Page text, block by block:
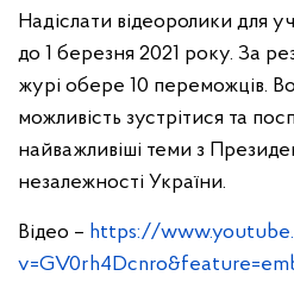
Надіслати відеоролики для
до 1 березня 2021 року. За
журі обере 10 переможців.
можливість зустрітися та
найважливіші теми з
незалежності України.
Відео – https://